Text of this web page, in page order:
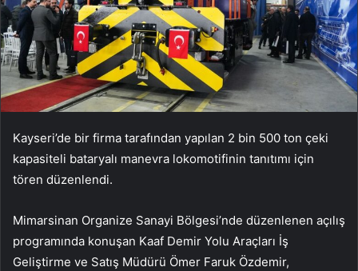
Kayseri’de bir firma tarafından yapılan 2 bin 500 ton çeki
kapasiteli bataryalı manevra lokomotifinin tanıtımı için
tören düzenlendi.
Mimarsinan Organize Sanayi Bölgesi’nde düzenlenen açılış
programında konuşan Kaaf Demir Yolu Araçları İş
Geliştirme ve Satış Müdürü Ömer Faruk Özdemir,